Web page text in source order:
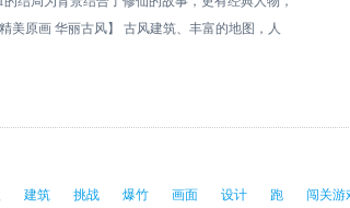
美原画 华丽古风】 古风建筑、丰富的地图，人
争霸的世界。 【自由交易 边玩边赚】 各种装
建筑 挑战 爆竹 画面 设计 跑 闯关游